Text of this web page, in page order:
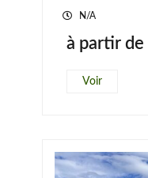
N/A
à partir de
Voir